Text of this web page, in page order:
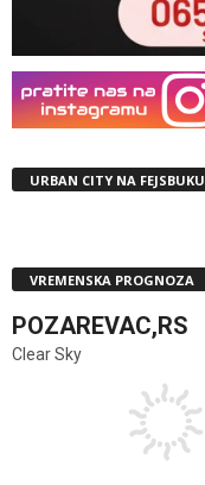
URBAN CITY NA FEJSBUKU
VREMENSKA PROGNOZA
POZAREVAC,RS
Clear Sky